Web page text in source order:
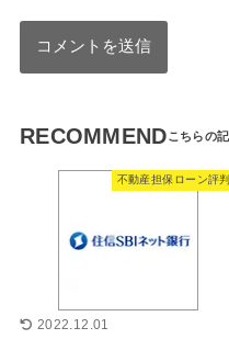
RECOMMEND
不動産担保ローン評判
2022.12.01